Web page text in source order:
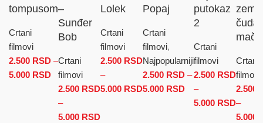
tompusom
Crtani
filmovi
2.500 RSD –
5.000 RSD Raspon cena: od 2.500 RSD do 5.000 RSD
–
Sunđer
Bob
Crtani
filmovi
2.500 RSD
–
5.000 RSD
Lolek
Crtani
filmovi
2.500 RSD
–
5.000 RSDRaspon cena: od 2.500 RSD
do 5.000 RSD
Popaj
Crtani
filmovi,
Najpopularniji
2.500 RSD –
5.000 RSD Raspon cena: od
2.500 RSD do
putokaz
2
Crtani
filmovi
2.500 RSD
–
5.000 RSD
cena:
zemlji
čuda
Crtani
filmovi
2.500
–
5.000